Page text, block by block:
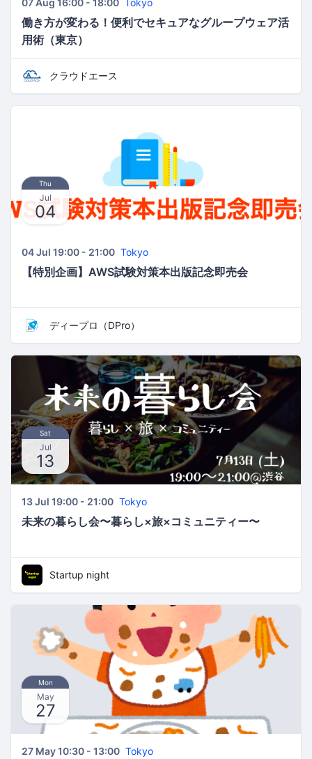
07 Aug 16:00 - 18:00 Tokyo
働き方が変わる！便利でセキュアなグループウェア活
用術（東京）
クラウドエース
Thu
Jul
04
04 Jul 19:00 - 21:00 Tokyo
【特別企画】AWS試験対策本出版記念即売会
ディープロ（DPro）
Sat
Jul
13
13 Jul 19:00 - 21:00 Tokyo
未来の暮らし会〜暮らし×旅×コミュニティー〜
Startup night
Mon
May
27
27 May 10:30 - 13:00 Tokyo